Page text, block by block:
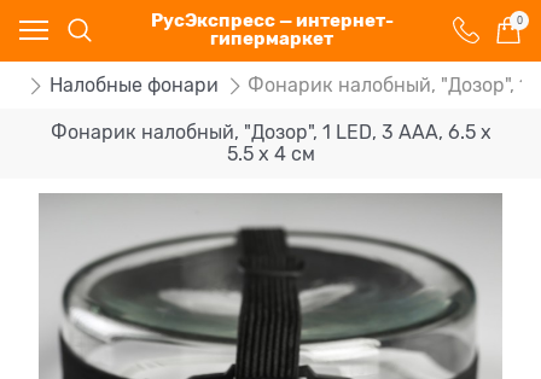
РусЭкспресс — интернет-
гипермаркет
0
Налобные фонари Фонарик налобный, "Дозор", 1
Фонарик налобный, "Дозор", 1 LED, 3 ААА, 6.5 х
5.5 х 4 см